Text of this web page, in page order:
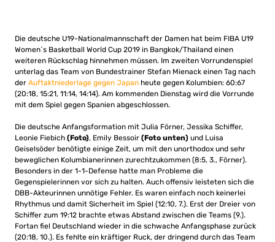
Die deutsche U19-Nationalmannschaft der Damen hat beim FIBA U19
Women´s Basketball World Cup 2019 in Bangkok/Thailand einen
weiteren Rückschlag hinnehmen müssen. Im zweiten Vorrundenspiel
unterlag das Team von Bundestrainer Stefan Mienack einen Tag nach
der Auftaktniederlage gegen Japan heute gegen Kolumbien: 60:67
(20:18, 15:21, 11:14, 14:14). Am kommenden Dienstag wird die Vorrunde
mit dem Spiel gegen Spanien abgeschlossen.
Die deutsche Anfangsformation mit Julia Förner, Jessika Schiffer,
Leonie Fiebich (Foto), Emily Bessoir (Foto unten) und Luisa
Geiselsöder benötigte einige Zeit, um mit den unorthodox und sehr
beweglichen Kolumbianerinnen zurechtzukommen (8:5, 3., Förner).
Besonders in der 1-1-Defense hatte man Probleme die
Gegenspielerinnen vor sich zu halten. Auch offensiv leisteten sich die
DBB-Akteurinnen unnötige Fehler. Es waren einfach noch keinerlei
Rhythmus und damit Sicherheit im Spiel (12:10, 7.). Erst der Dreier von
Schiffer zum 19:12 brachte etwas Abstand zwischen die Teams (9.).
Fortan fiel Deutschland wieder in die schwache Anfangsphase zurück
(20:18, 10.). Es fehlte ein kräftiger Ruck, der dringend durch das Team